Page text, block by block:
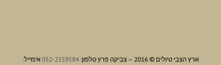
ארץ הצבי טיולים © 2016 – צביקה פרץ טלפון: 052-2559584אימייל: